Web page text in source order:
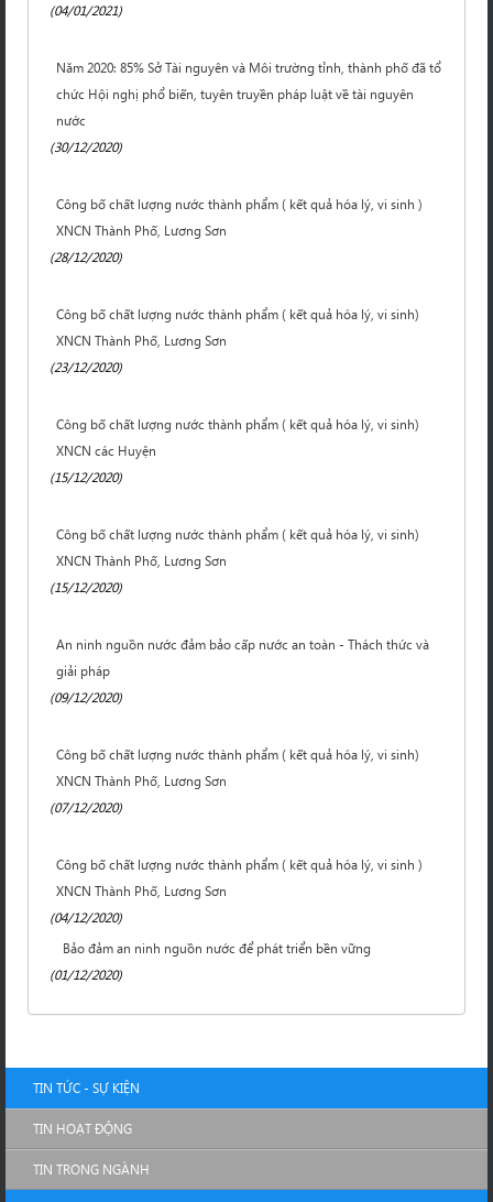
(04/01/2021)
Năm 2020: 85% Sở Tài nguyên và Môi trường tỉnh, thành phố đã tổ
chức Hội nghị phổ biến, tuyên truyền pháp luật về tài nguyên
nước
(30/12/2020)
Công bố chất lượng nước thành phẩm ( kết quả hóa lý, vi sinh )
XNCN Thành Phố, Lương Sơn
(28/12/2020)
Công bố chất lượng nước thành phẩm ( kết quả hóa lý, vi sinh)
XNCN Thành Phố, Lương Sơn
(23/12/2020)
Công bố chất lượng nước thành phẩm ( kết quả hóa lý, vi sinh)
XNCN các Huyện
(15/12/2020)
Công bố chất lượng nước thành phẩm ( kết quả hóa lý, vi sinh)
XNCN Thành Phố, Lương Sơn
(15/12/2020)
An ninh nguồn nước đảm bảo cấp nước an toàn - Thách thức và
giải pháp
(09/12/2020)
Công bố chất lượng nước thành phẩm ( kết quả hóa lý, vi sinh)
XNCN Thành Phố, Lương Sơn
(07/12/2020)
Công bố chất lượng nước thành phẩm ( kết quả hóa lý, vi sinh )
XNCN Thành Phố, Lương Sơn
(04/12/2020)
Bảo đảm an ninh nguồn nước để phát triển bền vững
(01/12/2020)
TIN TỨC - SỰ KIỆN
TIN HOẠT ĐỘNG
TIN TRONG NGÀNH